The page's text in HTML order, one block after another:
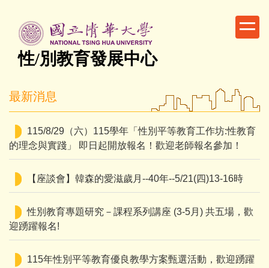
區
性/別教育發展中心
最新消息
115/8/29（六）115學年「性別平等教育工作坊:性教育
的理念與實踐」 即日起開放報名！歡迎老師報名參加！
【座談會】韓森的愛滋歲月--40年--5/21(四)13-16時
性別教育專題研究－課程系列講座 (3-5月) 共五場，歡
迎踴躍報名!
115年性別平等教育優良教學方案甄選活動，歡迎踴躍